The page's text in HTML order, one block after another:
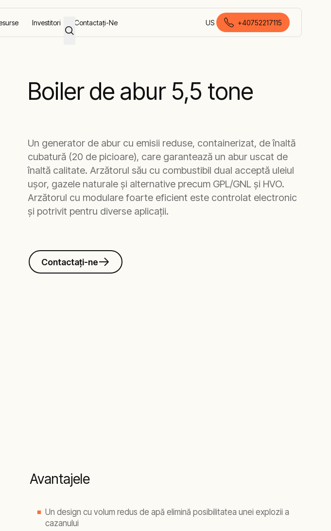
Investitori Contactaţi-Ne US
română (România)
+40752217115
Boiler de abur 5,5 tone
Un generator de abur cu emisii reduse, containerizat, de înaltă
cubatură (20 de picioare), care garantează un abur uscat de
înaltă calitate. Arzătorul său cu combustibil dual acceptă uleiul
ușor, gazele naturale și alternative precum GPL/GNL și HVO.
Arzătorul cu modulare foarte eficient este controlat electronic
și potrivit pentru diverse aplicații.
Contactați-ne
Avantajele
Un design cu volum redus de apă elimină posibilitatea unei explozii a
cazanului